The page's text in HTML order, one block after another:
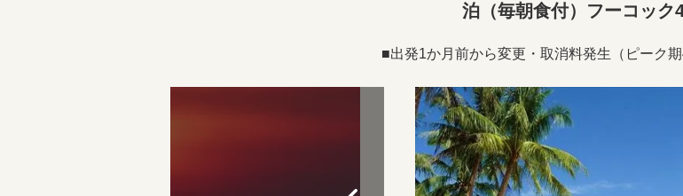
泊（毎朝食付）フーコック
■出発1か月前から変更・取消料発生（ピーク